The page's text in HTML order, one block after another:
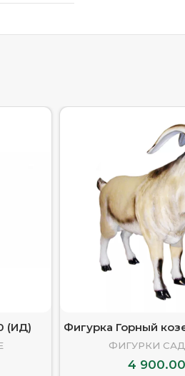
(ИД) Фигурка Горный
ФИГУРКИ
4 900.00